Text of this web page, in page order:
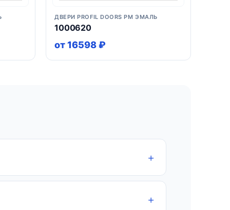
ДВЕРИ PROFIL DOORS PM ЭМАЛЬ
1000620
от 16598 ₽